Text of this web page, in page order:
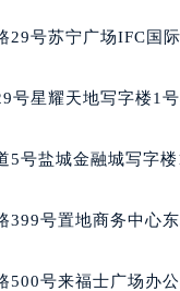
梁溪区人民中路139
苏州工业园区星港街
青秀区金湖路59号
丰泽区宝洲路729号
29号苏宁广场IFC国
号星耀天地写字楼1
5号盐城金融城写字
399号置地商务中心
500号来福士广场办